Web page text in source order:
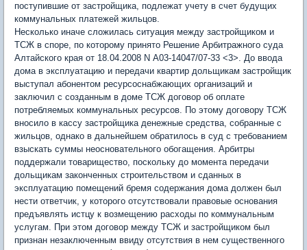
поступившие от застройщика, подлежат учету в счет будущих
коммунальных платежей жильцов.
Несколько иначе сложилась ситуация между застройщиком и
ТСЖ в споре, по которому принято Решение Арбитражного суда
Алтайского края от 18.04.2008 N А03-14047/07-33 <3>. До ввода
дома в эксплуатацию и передачи квартир дольщикам застройщик
выступал абонентом ресурсоснабжающих организаций и
заключил с созданным в доме ТСЖ договор об оплате
потребляемых коммунальных ресурсов. По этому договору ТСЖ
вносило в кассу застройщика денежные средства, собранные с
жильцов, однако в дальнейшем обратилось в суд с требованием
взыскать суммы неосновательного обогащения. Арбитры
поддержали товарищество, поскольку до момента передачи
дольщикам законченных строительством и сданных в
эксплуатацию помещений бремя содержания дома должен был
нести ответчик, у которого отсутствовали правовые основания
предъявлять истцу к возмещению расходы по коммунальным
услугам. При этом договор между ТСЖ и застройщиком был
признан незаключенным ввиду отсутствия в нем существенного